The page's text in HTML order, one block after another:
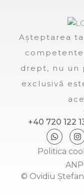
Așteptarea
drept, nu un
exclusivă
+40 720 122
Politica
© Ovidiu